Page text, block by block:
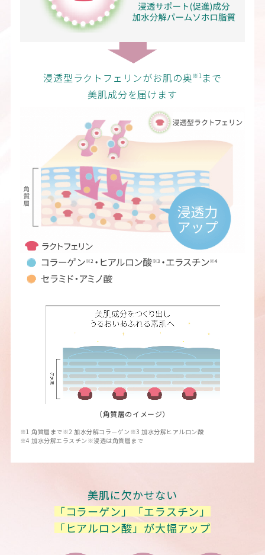
浸透型ラクトフェリンがお肌の奥※1 まで
美肌成分を届けます
（角質層のイメージ）
※1 角質層まで※2 加水分解コラーゲン ※3 加水分解ヒアルロン酸
※4 加水分解エラスチン ※浸透は角質層まで
美肌に欠かせない
「コラーゲン」「エラスチン」
「ヒアルロン酸」が大幅アップ